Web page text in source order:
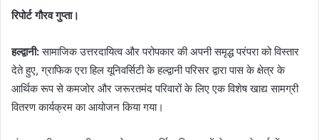
रिपोर्ट गौरव गुप्ता।
हल्द्वानी:सामाजिक उत्तरदायित्व और परोपकार की अपनी समृद्ध परंपरा को विस्तार
देते हुए, ग्राफिक एरा हिल यूनिवर्सिटी के हल्द्वानी परिसर द्वारा पास के क्षेत्र के
आर्थिक रूप से कमजोर और जरूरतमंद परिवारों के लिए एक विशेष खाद्य सामग्री
वितरण कार्यक्रम का आयोजन किया गया।